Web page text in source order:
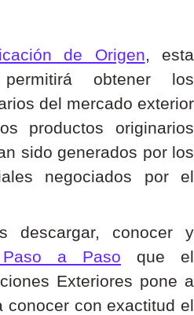
de Origen, esta
obtener los
del mercado exterior
productos originarios
sido generados por los
negociados por el
descargar, conocer y
a Paso que el
Exteriores pone a
conocer con exactitud el